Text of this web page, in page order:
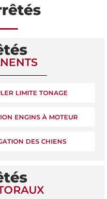
LIMITE TONAGE
ENGINS À MOTEUR
DES CHIENS